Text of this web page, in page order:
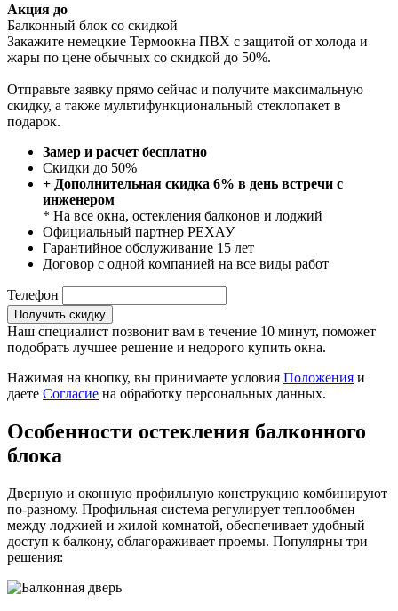
Акция до
Балконный блок со скидкой
Закажите немецкие Термоокна ПВХ с защитой от холода и
жары по цене обычных со скидкой до 50%.
Отправьте заявку прямо сейчас и получите максимальную
скидку, а также мультифункциональный стеклопакет в
подарок.
Замер и расчет бесплатно
Скидки до 50%
+ Дополнительная скидка 6% в день встречи с
инженером
* На все окна, остекления балконов и лоджий
Официальный партнер РЕХАУ
Гарантийное обслуживание 15 лет
Договор с одной компанией на все виды работ
Телефон
Получить скидку
Наш специалист позвонит вам в течение 10 минут, поможет
подобрать лучшее решение и недорого купить окна.
Нажимая на кнопку, вы принимаете условия Положения и
даете Согласие на обработку персональных данных.
Особенности остекления балконного
блока
Дверную и оконную профильную конструкцию комбинируют
по-разному. Профильная система регулирует теплообмен
между лоджией и жилой комнатой, обеспечивает удобный
доступ к балкону, облагораживает проемы. Популярны три
решения: